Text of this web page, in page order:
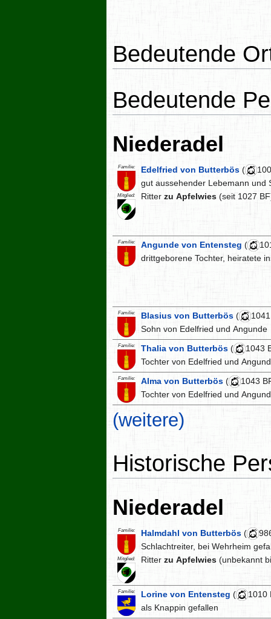
Bedeutende
Bedeutende
Niederadel
Familie:
Mitglied:
Edelfried von Butterbös (
gut aussehender Lebemann und
Ritter zu Apfelwies (seit 1027
Familie: Angunde von Entensteg (
drittgeborene Tochter, heiratete
Familie: Blasius von Butterbös (
Sohn von Edelfried und Angunde
Familie: Thalia von Butterbös (
1043
Tochter von Edelfried und
Familie: Alma von Butterbös (
1043
Tochter von Edelfried und
(weitere)
Historische
Niederadel
Familie:
Mitglied:
Halmdahl von Butterbös (
Schlachtreiter, bei Wehrheim
Ritter zu Apfelwies (unbekannt
Familie: Lorine von Entensteg (
1010
als Knappin gefallen